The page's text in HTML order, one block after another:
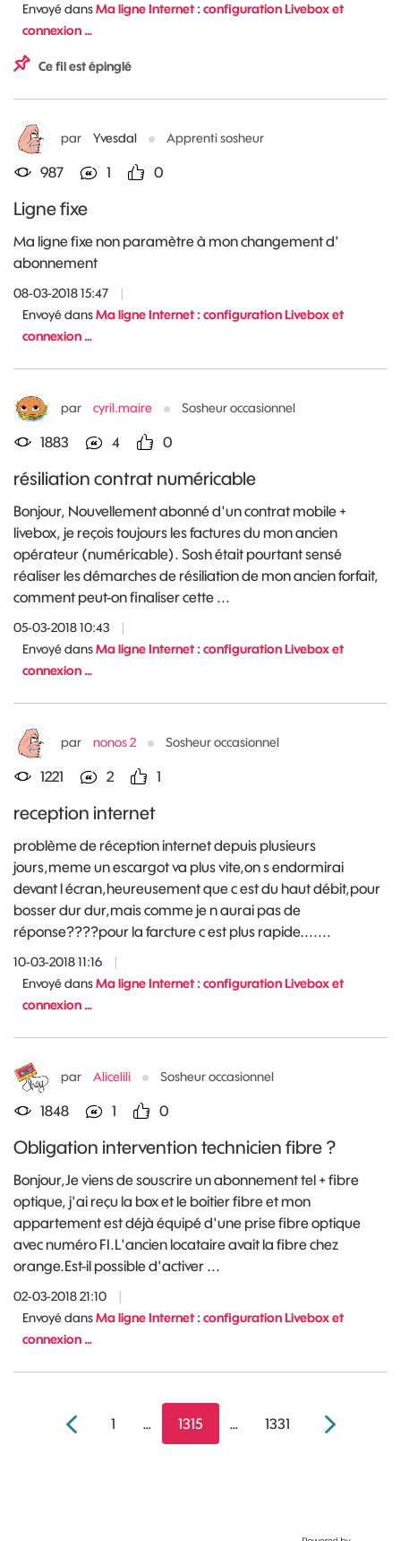
Envoyé dansMa ligne Internet : configuration Livebox et
connexion …
Ce fil est épinglé
Ligne fixe
Ma ligne fixe non paramètre à mon changement d'
abonnement
08-03-2018 15:47
|
Envoyé dansMa ligne Internet : configuration Livebox et
connexion …
par Yvesdal Apprenti sosheur
987 1 0
résiliation contrat numéricable
Bonjour, Nouvellement abonné d'un contrat mobile +
livebox, je reçois toujours les factures du mon ancien
opérateur (numéricable). Sosh était pourtant sensé
réaliser les démarches de résiliation de mon ancien forfait,
comment peut-on finaliser cette ...
05-03-2018 10:43
|
Envoyé dansMa ligne Internet : configuration Livebox et
connexion …
par cyril.maire Sosheur occasionnel
1883 4 0
reception internet
problème de réception internet depuis plusieurs
jours,meme un escargot va plus vite,on s endormirai
devant l écran,heureusement que c est du haut débit,pour
bosser dur dur,mais comme je n aurai pas de
réponse????pour la farcture c est plus rapide.......
10-03-2018 11:16
|
Envoyé dansMa ligne Internet : configuration Livebox et
connexion …
par nonos 2 Sosheur occasionnel
1221 2 1
Obligation intervention technicien fibre ?
Bonjour,Je viens de souscrire un abonnement tel + fibre
optique, j'ai reçu la box et le boitier fibre et mon
appartement est déjà équipé d'une prise fibre optique
avec numéro FI.L'ancien locataire avait la fibre chez
orange.Est-il possible d'activer ...
02-03-2018 21:10
|
Envoyé dansMa ligne Internet : configuration Livebox et
connexion …
par Alicelili Sosheur occasionnel
1848 1 0
1 … 1315 … 1331